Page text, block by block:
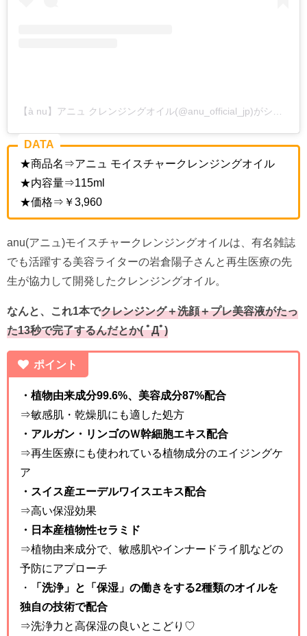
DATA
★商品名⇒アニュ モイスチャークレンジングオイル
★内容量⇒115ml
★価格⇒￥3,960
anu(アニュ)モイスチャークレンジングオイルは、有名雑誌
でも活躍する美容ライターの岩倉陽子さんと再生医療の先
生が協力して開発したクレンジングオイル。
なんと、これ1本でクレンジング＋洗顔＋プレ美容液がたっ
た13秒で完了するんだとか( ﾟДﾟ)
ポイント
・植物由来成分99.6%、美容成分87%配合
⇒敏感肌・乾燥肌にも適した処方
・アルガン・リンゴのＷ幹細胞エキス配合
⇒再生医療にも使われている植物成分のエイジングケ
ア
・スイス産エーデルワイスエキス配合
⇒高い保湿効果
・日本産植物性セラミド
⇒植物由来成分で、敏感肌やインナードライ肌などの
予防にアプローチ
・
「洗浄」と「保湿」の働きをする2種類のオイルを
独自の技術で配合
⇒洗浄力と高保湿の良いとこどり♡